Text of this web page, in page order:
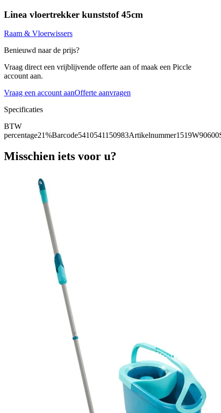
Linea vloertrekker kunststof 45cm
Raam & Vloerwissers
Benieuwd naar de prijs?
Vraag direct een vrijblijvende offerte aan of maak een Piccle
account aan.
Vraag een account aanOfferte aanvragen
Specificaties
BTW
percentage21%Barcode5410541150983Artikelnummer1519W90600
Misschien iets voor u?